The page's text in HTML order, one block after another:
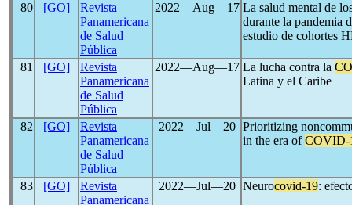
80 [GO]
Revista
Panamericana
de Salud
Pública
2022―Aug―17 La salud mental de
durante la pandemia
estudio de cohortes
81 [GO]
Revista
Panamericana
de Salud
Pública
2022―Aug―17 La lucha contra la
Latina y el Caribe
82 [GO]
Revista
Panamericana
de Salud
Pública
2022―Jul―20 Prioritizing
in the era ofCOVID-
83 [GO]
Revista
Panamericana
2022―Jul―20 Neurocovid-19: